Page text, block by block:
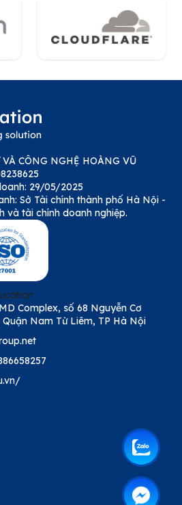
CÔNG NGHỆ HOÀNG VŨ
29/05/2025
Sở Tài chính thành phố Hà Nội -
và tài chính doanh nghiệp.
Complex, số 68 Nguyễn Cơ
Quận Nam Từ Liêm, TP Hà Nội